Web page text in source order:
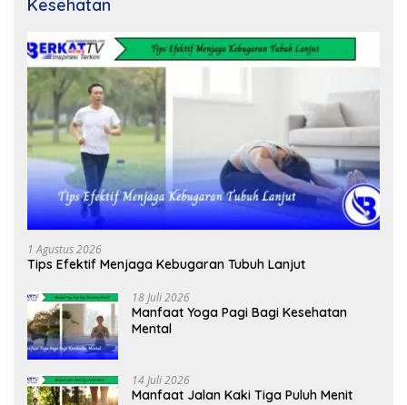
Kesehatan
1 Agustus 2026
Tips Efektif Menjaga Kebugaran Tubuh Lanjut
18 Juli 2026
Manfaat Yoga Pagi Bagi Kesehatan
Mental
14 Juli 2026
Manfaat Jalan Kaki Tiga Puluh Menit